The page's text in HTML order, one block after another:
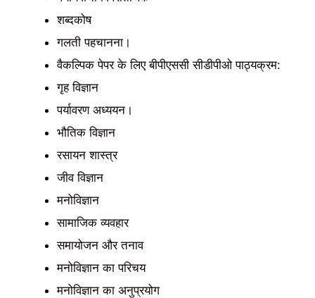
शब्दकोष
गलती पहचानना।
वैकल्पिक पेपर के लिए बीपीएससी सीडीपीओ पाठ्यक्रम:
गृह विज्ञान
पर्यावरण अध्ययन।
भौतिक विज्ञान
रसायन शास्त्र
जीव विज्ञान
मनोविज्ञान
सामाजिक व्यवहार
समायोजन और तनाव
मनोविज्ञान का परिचय
मनोविज्ञान का अनुप्रयोग